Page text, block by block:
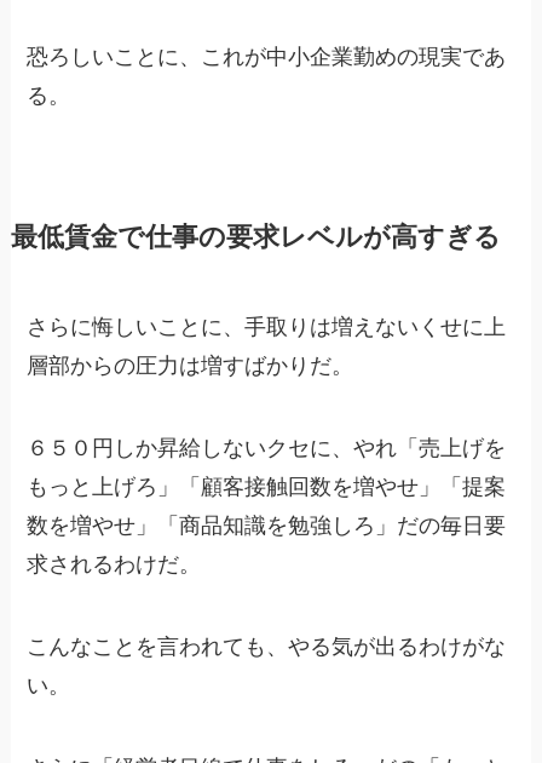
恐ろしいことに、これが中小企業勤めの現実であ
る。
最低賃金で仕事の要求レベルが高すぎる
さらに悔しいことに、手取りは増えないくせに上
層部からの圧力は増すばかりだ。
６５０円しか昇給しないクセに、やれ「売上げを
もっと上げろ」「顧客接触回数を増やせ」「提案
数を増やせ」「商品知識を勉強しろ」だの毎日要
求されるわけだ。
こんなことを言われても、やる気が出るわけがな
い。